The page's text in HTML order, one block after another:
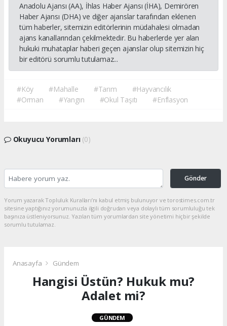
Anadolu Ajansı (AA), İhlas Haber Ajansı (İHA), Demirören
Haber Ajansı (DHA) ve diğer ajanslar tarafından eklenen
tüm haberler, sitemizin editörlerinin müdahalesi olmadan
ajans kanallarından çekilmektedir. Bu haberlerde yer alan
hukuki muhataplar haberi geçen ajanslar olup sitemizin hiç
bir editörü sorumlu tutulamaz...
#Köy #Mahalle #Tarım
#Hayvancılık
#Orman
#Yangın #Okul Taşıtı #Enflasyon
Okuyucu Yorumları (0)
Gönder
Yorum yazarak Topluluk Kuralları’nı kabul etmiş bulunuyor ve torostimes.com.tr
sitesine yaptığınız yorumunuzla ilgili doğrudan veya dolaylı tüm sorumluluğu tek
başınıza üstleniyorsunuz. Yazılan tüm yorumlardan site yönetimi hiçbir şekilde
sorumlu tutulamaz.
Anasayfa Gündem
Hangisi Üstün? Hukuk mu?
Adalet mi?
GÜNDEM